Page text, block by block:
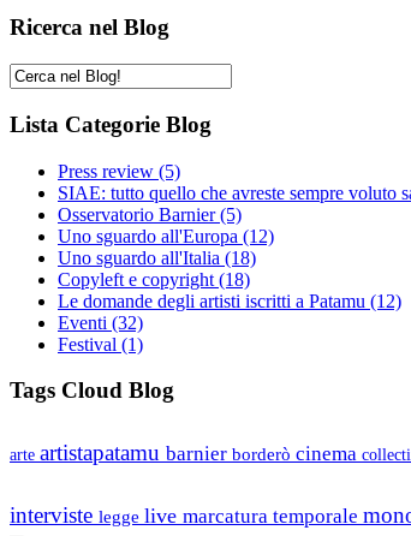
Ricerca nel Blog
Lista Categorie Blog
Press review (5)
SIAE: tutto quello che avreste sempre voluto
Osservatorio Barnier(5)
Uno sguardo all'Europa (12)
Uno sguardo all'Italia (18)
Copyleft e copyright (18)
Le domande degli artisti iscritti a Patamu (12)
Eventi (32)
Festival (1)
Tags Cloud Blog
arte artistapatamu barnier borderò cinema
interviste legge live marcatura temporale